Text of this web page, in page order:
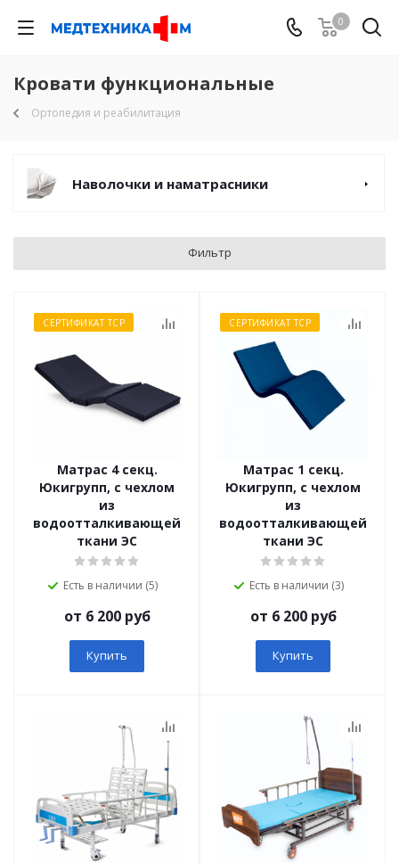
0
Кровати функциональные
Ортопедия и реабилитация
Наволочки и наматрасники
Фильтр
СЕРТИФИКАТ ТСР
Матрас 4 секц.
Юкигрупп, с чехлом
из
водоотталкивающей
ткани ЭС
Есть в наличии (5)
от 6 200 руб
Купить
СЕРТИФИКАТ ТСР
Матрас 1 секц.
Юкигрупп, с чехлом
из
водоотталкивающей
ткани ЭС
Есть в наличии (3)
от 6 200 руб
Купить